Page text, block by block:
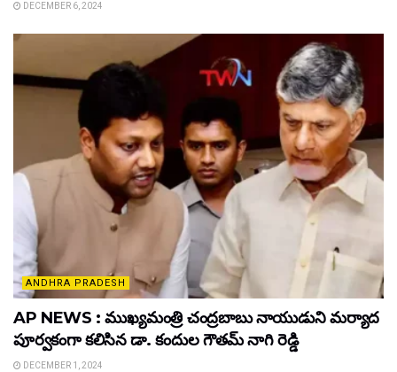
DECEMBER 6, 2024
ANDHRA PRADESH
AP NEWS : ముఖ్యమంత్రి చంద్రబాబు నాయుడుని మర్యాద
పూర్వకంగా కలిసిన డా. కందుల గౌతమ్ నాగి రెడ్డి
DECEMBER 1, 2024